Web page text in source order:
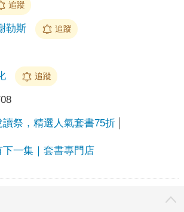
追蹤
勒斯 追蹤
追蹤
讀祭，精選人氣套書75折
一集｜套書專門店